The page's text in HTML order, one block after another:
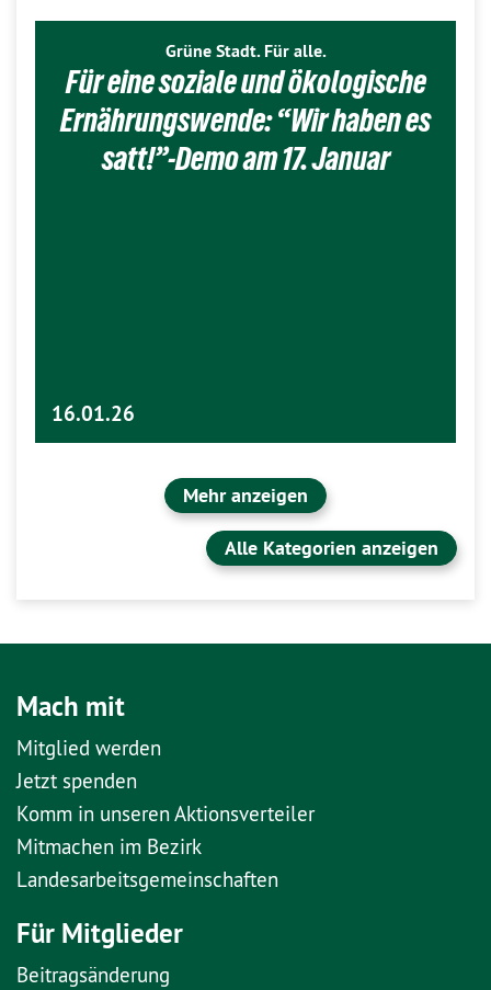
Grüne Stadt. Für alle.
Für eine soziale und ökologische
Ernährungswende: “Wir haben es
satt!”-Demo am 17. Januar
16.01.26
Mehr anzeigen
Alle Kategorien anzeigen
Mach mit
Mitglied werden
Jetzt spenden
Komm in unseren Aktionsverteiler
Mitmachen im Bezirk
Landesarbeitsgemeinschaften
Für Mitglieder
Beitragsänderung